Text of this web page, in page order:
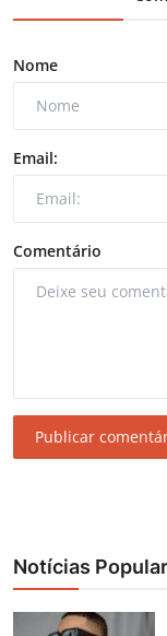
Nome
Email:
Comentário
Publicar
Notícias Popular